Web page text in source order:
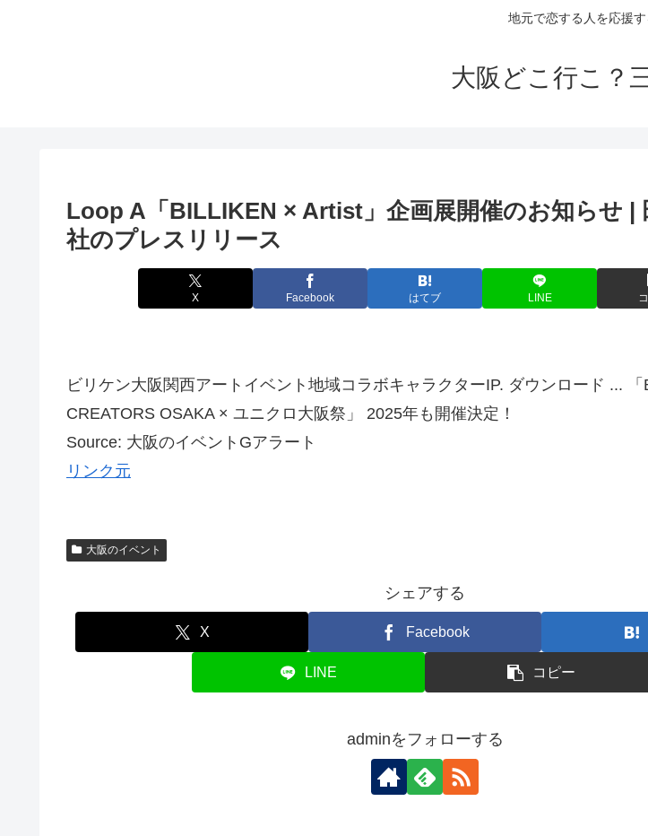
地元で恋する人を応援
大阪どこ行こ？
Loop A「BILLIKEN × Artist」企画展開催のお知らせ |
社のプレスリリース
X Facebook はてブ LINE
ビリケン大阪関西アートイベント地域コラボキャラクターIP. ダウンロード ... 「
CREATORS OSAKA × ユニクロ大阪祭」 2025年も開催決定！
Source: 大阪のイベントGアラート
リンク元
大阪のイベント
シェアする
X Facebook
LINE コピー
adminをフォローする